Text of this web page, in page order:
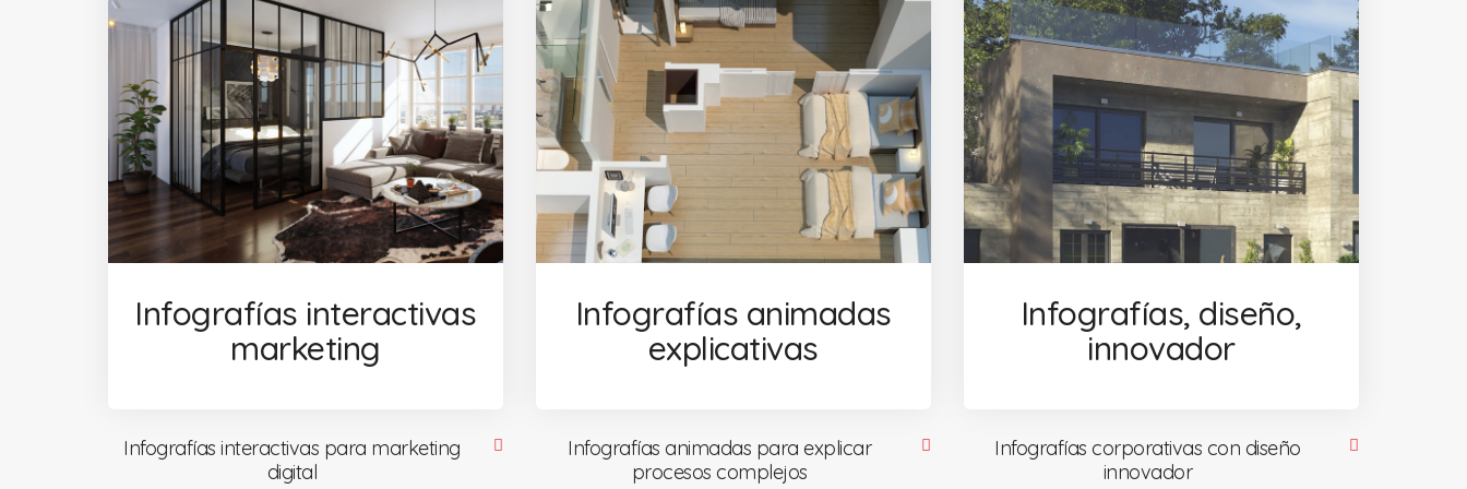
Infografías interactivas
marketing
Infografías interactivas para marketing
digital
Infografías animadas
explicativas
Infografías animadas para explicar
procesos complejos
Infografías, diseño,
innovador
Infografías corporativas con diseño
innovador